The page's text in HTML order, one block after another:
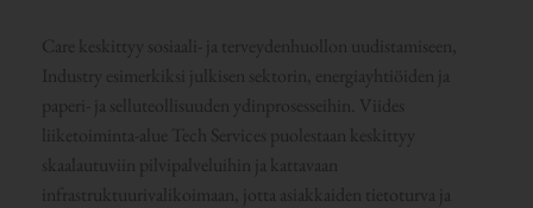
Care keskittyy sosiaali- ja terveydenhuollon uudistamiseen,
Industry esimerkiksi julkisen sektorin, energiayhtiöiden ja
paperi- ja selluteollisuuden ydinprosesseihin. Viides
liiketoiminta-alue Tech Services puolestaan keskittyy
skaalautuviin pilvipalveluihin ja kattavaan
infrastruktuurivalikoimaan, jotta asiakkaiden tietoturva ja